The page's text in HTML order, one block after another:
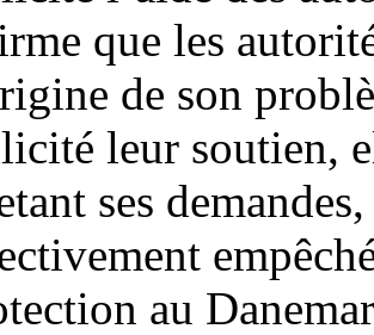
que les
de son
leur soutien,
ses
au